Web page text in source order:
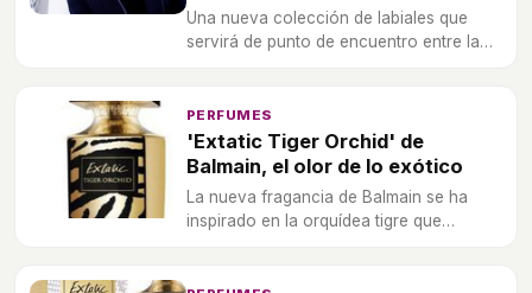
Una nueva colección de labiales que
servirá de punto de encuentro entre la
PERFUMES
'Extatic Tiger Orchid' de
Balmain, el olor de lo exótico
La nueva fragancia de Balmain se ha
inspirado en la orquídea tigre que